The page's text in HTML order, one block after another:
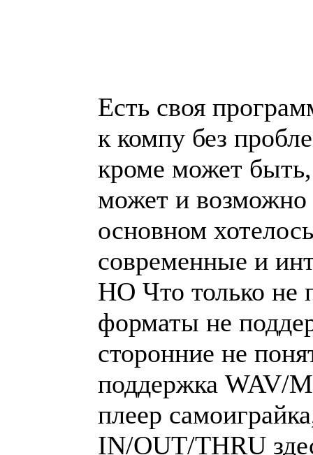
Есть своя
к компу без
кроме может
может и
основном
современные и
НО Что только не
форматы не
сторонние не
поддержка WAV/
плеер
IN/OUT/THRU